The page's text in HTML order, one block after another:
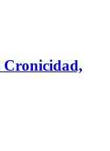
Cronicidad,